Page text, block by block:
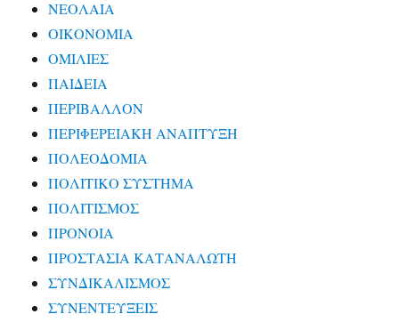
ΝΕΟΛΑΙΑ
ΟΙΚΟΝΟΜΙΑ
ΟΜΙΛΙΕΣ
ΠΑΙΔΕΙΑ
ΠΕΡΙΒΑΛΛΟΝ
ΠΕΡΙΦΕΡΕΙΑΚΗ ΑΝΑΠΤΥΞΗ
ΠΟΛΕΟΔΟΜΙΑ
ΠΟΛΙΤΙΚΟ ΣΥΣΤΗΜΑ
ΠΟΛΙΤΙΣΜΟΣ
ΠΡΟΝΟΙΑ
ΠΡΟΣΤΑΣΙΑ ΚΑΤΑΝΑΛΩΤΗ
ΣΥΝΔΙΚΑΛΙΣΜΟΣ
ΣΥΝΕΝΤΕΥΞΕΙΣ